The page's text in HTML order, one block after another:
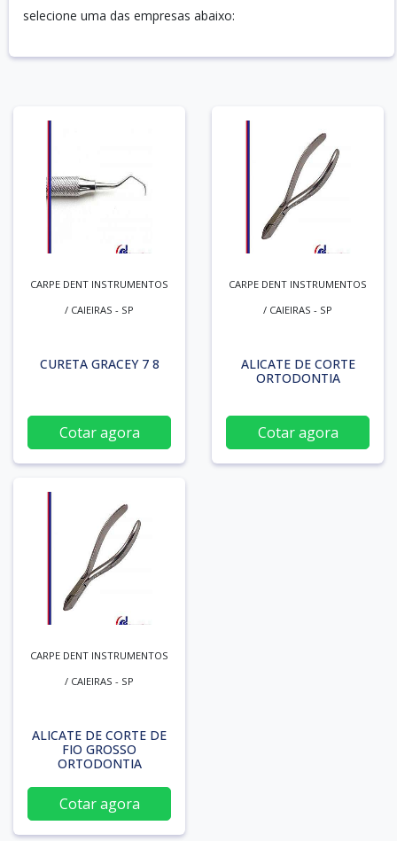
selecione uma das empresas abaixo:
CARPE DENT INSTRUMENTOS
/ CAIEIRAS - SP
CURETA GRACEY 7 8
Cotar agora
CARPE DENT INSTRUMENTOS
/ CAIEIRAS - SP
ALICATE DE CORTE
ORTODONTIA
Cotar agora
CARPE DENT INSTRUMENTOS
/ CAIEIRAS - SP
ALICATE DE CORTE DE
FIO GROSSO
ORTODONTIA
Cotar agora